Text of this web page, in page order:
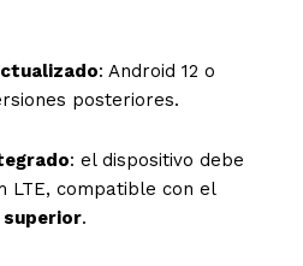
: Android 12 o
posteriores.
: el dispositivo debe
LTE, compatible con el
superior.